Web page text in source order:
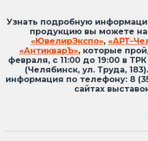
Узнать подробную
продукцию вы можете на
«ЮвелирЭкспо», «АРТ-
«АнтикварЪ», которые
февраля, с 11:00 до 19:00 в
(Челябинск, ул. Труда,
информация по телефону: 8
сайтах